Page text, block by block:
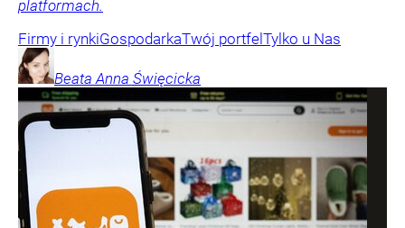
platformach.
Firmy i rynkiGospodarkaTwój portfel Tylko u Nas
Beata Anna Święcicka